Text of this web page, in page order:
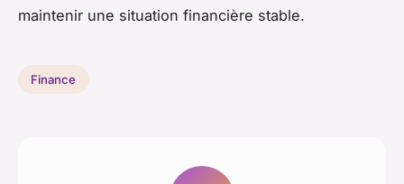
maintenir une situation financière stable.
Finance